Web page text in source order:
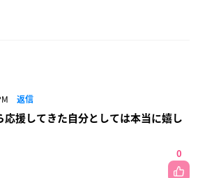
返信
応援してきた自分としては本当に嬉し
0